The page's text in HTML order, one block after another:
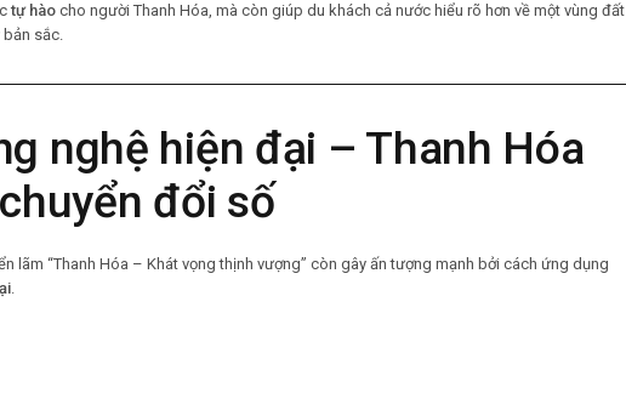
tự hào cho người Thanh Hóa, mà còn giúp du khách cả nước hiểu rõ hơn về một vùng đất
bản sắc.
nghệ hiện đại – Thanh Hóa
đổi số
lãm “Thanh Hóa – Khát vọng thịnh vượng” còn gây ấn tượng mạnh bởi cách ứng dụng
.